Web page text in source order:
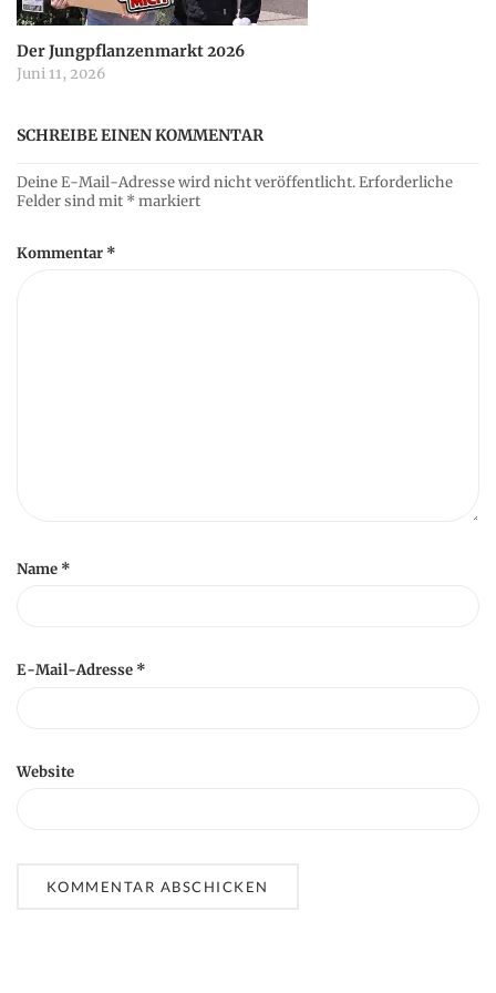
Der Jungpflanzenmarkt 2026
Juni 11, 2026
SCHREIBE EINEN KOMMENTAR
Deine E-Mail-Adresse wird nicht veröffentlicht.Erforderliche
Felder sind mit * markiert
Kommentar *
Name *
E-Mail-Adresse *
Website